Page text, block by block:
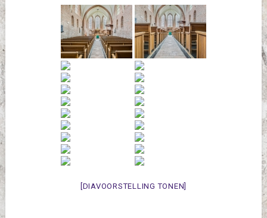
[DIAVOORSTELLING TONEN]